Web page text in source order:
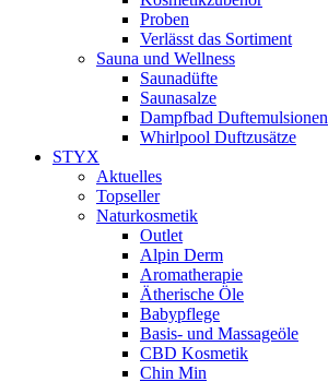
Proben
Verlässt das Sortiment
Sauna und Wellness
Saunadüfte
Saunasalze
Dampfbad Duftemulsionen
Whirlpool Duftzusätze
STYX
Aktuelles
Topseller
Naturkosmetik
Outlet
Alpin Derm
Aromatherapie
Ätherische Öle
Babypflege
Basis- und Massageöle
CBD Kosmetik
Chin Min